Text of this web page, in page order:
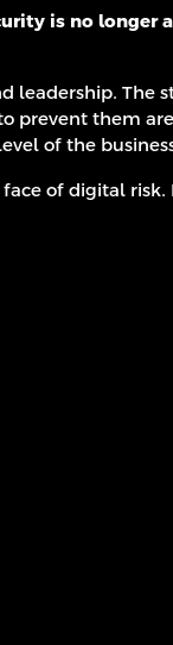
is no
leadership.
them
of the
of digital